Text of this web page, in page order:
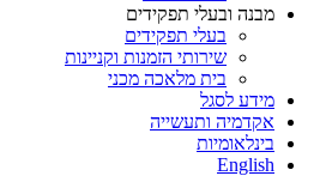
מבנה ובעלי תפקידים
בעלי תפקידים
שירותי הזמנות וקניינות
בית מלאכה מכני
מידע לסגל
אקדמיה ותעשייה
בינלאומיות
English